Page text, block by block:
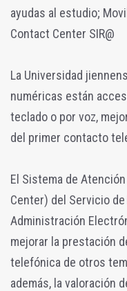
ayudas al estudio;
Contact Center SIR@
La Universidad
numéricas están
teclado o por voz,
del primer contacto
El Sistema de
Center) del Servicio
Administración
mejorar la prestación
telefónica de otros
además, la valoración